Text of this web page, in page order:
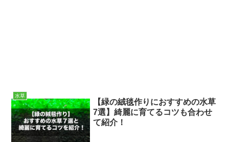
水草
【緑の絨毯作りにおすすめの水草
7選】綺麗に育てるコツも合わせ
て紹介！